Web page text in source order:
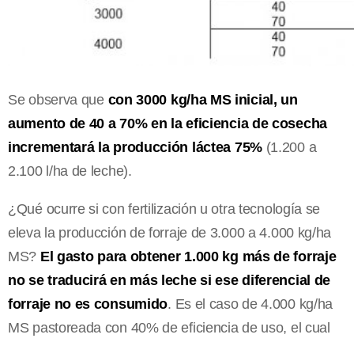
Se observa que con 3000 kg/ha MS inicial, un
aumento de 40 a 70% en la eficiencia de cosecha
incrementará la producción láctea 75%(1.200 a
2.100 l/ha de leche).
¿Qué ocurre si con fertilización u otra tecnología se
eleva la producción de forraje de 3.000 a 4.000 kg/ha
MS? El gasto para obtener 1.000 kg más de forraje
no se traducirá en más leche si ese diferencial de
forraje no es consumido. Es el caso de 4.000 kg/ha
MS pastoreada con 40% de eficiencia de uso, el cual